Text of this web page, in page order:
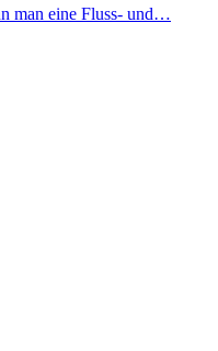
man eine Fluss- und…